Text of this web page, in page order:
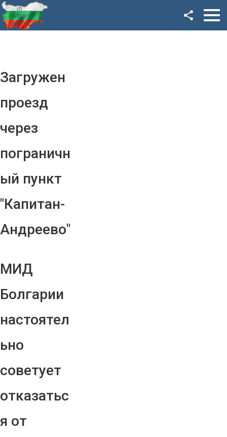
Загружен
проезд
через
пограничн
ый пункт
"Капитан-
Андреево"
МИД
Болгарии
настоятел
ьно
советует
отказатьс
я от